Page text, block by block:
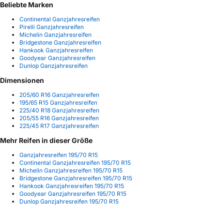
Beliebte Marken
Continental Ganzjahresreifen
Pirelli Ganzjahresreifen
Michelin Ganzjahresreifen
Bridgestone Ganzjahresreifen
Hankook Ganzjahresreifen
Goodyear Ganzjahresreifen
Dunlop Ganzjahresreifen
Dimensionen
205/60 R16 Ganzjahresreifen
195/65 R15 Ganzjahresreifen
225/40 R18 Ganzjahresreifen
205/55 R16 Ganzjahresreifen
225/45 R17 Ganzjahresreifen
Mehr Reifen in dieser Größe
Ganzjahresreifen 195/70 R15
Continental Ganzjahresreifen 195/70 R15
Michelin Ganzjahresreifen 195/70 R15
Bridgestone Ganzjahresreifen 195/70 R15
Hankook Ganzjahresreifen 195/70 R15
Goodyear Ganzjahresreifen 195/70 R15
Dunlop Ganzjahresreifen 195/70 R15